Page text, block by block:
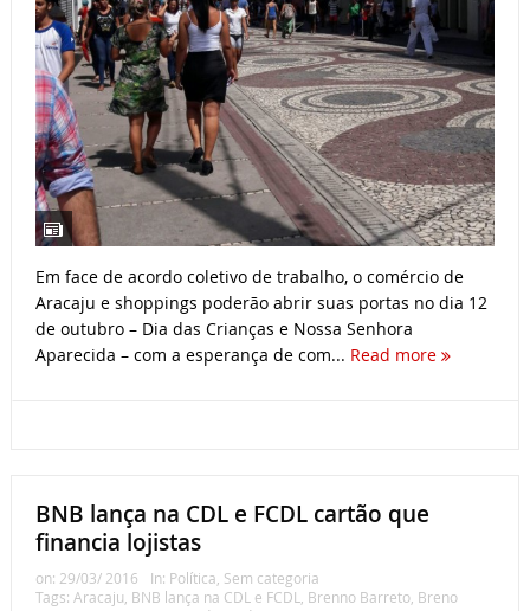
Em face de acordo coletivo de trabalho, o comércio de
Aracaju e shoppings poderão abrir suas portas no dia 12
de outubro – Dia das Crianças e Nossa Senhora
Aparecida – com a esperança de com... Read more
BNB lança na CDL e FCDL cartão que
financia lojistas
on: 29/03/ 2016 In: Política Sem categoria
Tags: Aracaju BNB lança na CDL e FCDL Brenno Barreto, Breno